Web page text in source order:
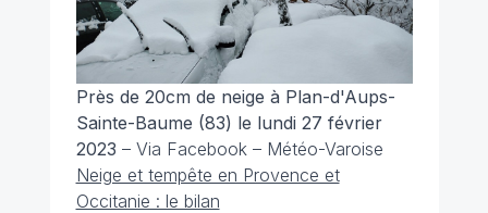
Près de 20cm de neige à Plan-d'Aups-
Sainte-Baume (83) le lundi 27 février
2023 – Via Facebook – Météo-Varoise
Neige et tempête en Provence et
Occitanie : le bilan